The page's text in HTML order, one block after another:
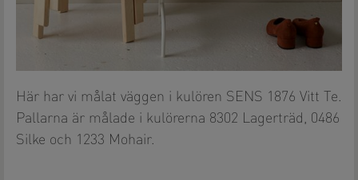
Här har vi målat väggen i kulören SENS 1876 Vitt Te.
Pallarna är målade i kulörerna 8302 Lagerträd, 0486
Silke och 1233 Mohair.